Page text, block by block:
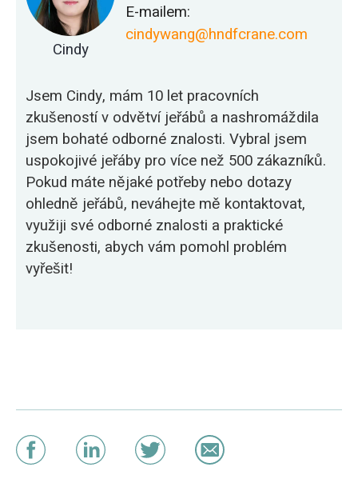
Cindy
E-mailem:
cindywang@hndfcrane.com
Jsem Cindy, mám 10 let pracovních
zkušeností v odvětví jeřábů a nashromáždila
jsem bohaté odborné znalosti. Vybral jsem
uspokojivé jeřáby pro více než 500 zákazníků.
Pokud máte nějaké potřeby nebo dotazy
ohledně jeřábů, neváhejte mě kontaktovat,
využiji své odborné znalosti a praktické
zkušenosti, abych vám pomohl problém
vyřešit!